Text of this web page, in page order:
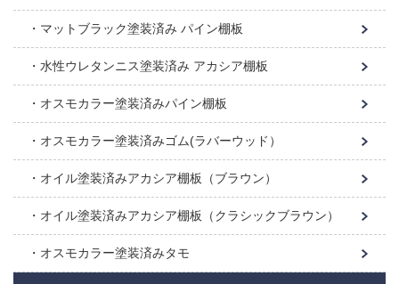
マットブラック塗装済み パイン棚板
水性ウレタンニス塗装済み アカシア棚板
オスモカラー塗装済みパイン棚板
オスモカラー塗装済みゴム(ラバーウッド）
オイル塗装済みアカシア棚板（ブラウン）
オイル塗装済みアカシア棚板（クラシックブラウン）
オスモカラー塗装済みタモ